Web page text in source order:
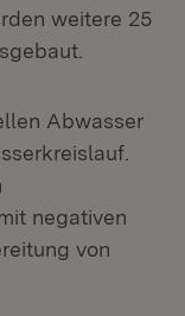
weitere 25
Abwasser
negativen
von